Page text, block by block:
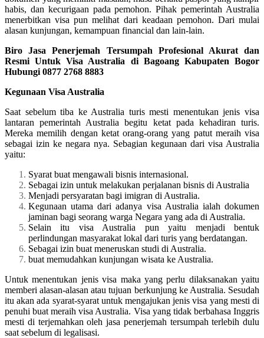
habis, dan kecurigaan pada pemohon. Pihak pemerintah Australia
menerbitkan visa pun melihat dari keadaan pemohon. Dari mulai
alasan kunjungan, kemampuan financial dan lain-lain.
Biro Jasa Penerjemah Tersumpah Profesional Akurat dan
Resmi Untuk Visa Australia di Bagoang Kabupaten Bogor
Hubungi 0877 2768 8883
Kegunaan Visa Australia
Saat sebelum tiba ke Australia turis mesti menentukan jenis visa
lantaran pemerintah Australia begitu ketat pada kehadiran turis.
Mereka memilih dengan ketat orang-orang yang patut meraih visa
sebagai izin ke negara nya. Sebagian kegunaan dari visa Australia
yaitu:
Syarat buat mengawali bisnis internasional.
Sebagai izin untuk melakukan perjalanan bisnis di Australia
Menjadi persyaratan bagi imigran di Australia.
Kegunaan utama dari adanya visa Australia ialah dokumen
jaminan bagi seorang warga Negara yang ada di Australia.
Selain itu visa Australia pun yaitu menjadi bentuk
perlindungan masyarakat lokal dari turis yang berdatangan.
Sebagai izin buat meneruskan studi di Australia.
buat memudahkan kunjungan wisata ke Australia.
Untuk menentukan jenis visa maka yang perlu dilaksanakan yaitu
memberi alasan-alasan atau tujuan berkunjung ke Australia. Sesudah
itu akan ada syarat-syarat untuk mengajukan jenis visa yang mesti di
penuhi buat meraih visa Australia. Visa yang tidak berbahasa Inggris
mesti di terjemahkan oleh jasa penerjemah tersumpah terlebih dulu
saat sebelum di legalisasi.